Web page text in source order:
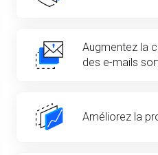
Augmentez la
des e-mails
Améliorez la